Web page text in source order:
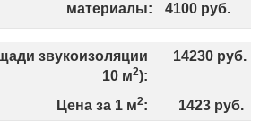
материалы: 4100 руб.
звукоизоляции
10 м2):
14230 руб.
Цена за 1 м2: 1423 руб.